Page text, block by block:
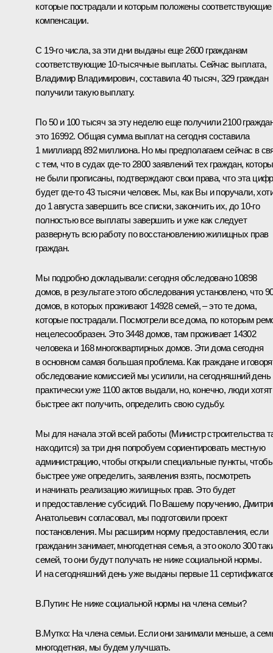
которые пострадали и которым положены соответствующие
компенсации.
С 19-го числа, за эти дни выданы еще 2600 гражданам
соответствующие 10-тысячные выплаты. Сейчас выплата,
Владимир Владимирович, составила 40 тысяч, 329 граждан
получили такую выплату.
По 50 и 100 тысяч за эту неделю еще получили 2100
это 16992. Общая сумма выплат на сегодня составила
1 миллиард 892 миллиона. Но мы предполагаем сейчас в
с тем, что в судах где-то 2800 заявлений тех граждан,
не были прописаны, подтверждают свои права, что эта
будет где-то 43 тысячи человек. Мы, как Вы и поручали,
до 1 августа завершить все списки, закончить их, до 10-го
полностью все выплаты завершить и уже как следует
развернуть всю работу по восстановлению жилищных прав
граждан.
Мы подробно докладывали: сегодня обследовано 10898
домов, в результате этого обследования установлено, что
домов, в которых проживают 14928 семей, – это те дома,
которые пострадали. Посмотрели все дома, по которым
нецелесообразен. Это 3448 домов, там проживает 14302
человека и 168 многоквартирных домов. Эти дома сегодня
в основном самая большая проблема. Как граждане и
обследование комиссией мы усилили, на сегодняшний день
практически уже 1100 актов выдали, но, конечно, люди хотят
быстрее акт получить, определить свою судьбу.
Мы для начала этой всей работы (Министр строительства
находится) за три дня попробуем сориентировать местную
администрацию, чтобы открыли специальные пункты,
быстрее уже определить, заявления взять, посмотреть
и начинать реализацию жилищных прав. Это будет
и предоставление субсидий. По Вашему поручению,
Анатольевич согласовал, мы подготовили проект
постановления. Мы расширим норму предоставления, если
гражданин занимает, многодетная семья, а это около 300
семей, то они будут получать не ниже социальной нормы.
И на сегодняшний день уже выданы первые 11
В.Путин: Не ниже социальной нормы на члена семьи?
В.Мутко: На члена семьи. Если они занимали меньше, а
многодетная, мы будем улучшать.